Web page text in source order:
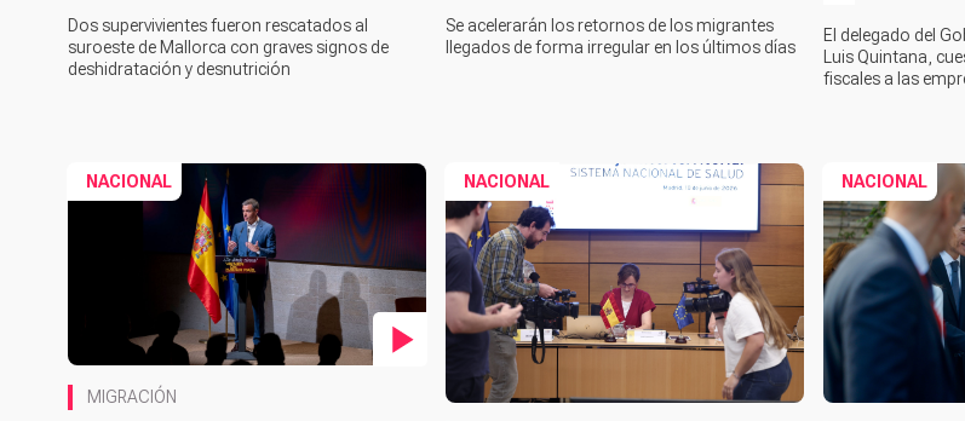
Dos supervivientes fueron rescatados al
suroeste de Mallorca con graves signos de
deshidratación y desnutrición
Se acelerarán los retornos de los migrantes
llegados de forma irregular en los últimos días
El delegado del
Luis Quintana,
fiscales a las
NACIONAL
MIGRACIÓN
NACIONAL NACIONAL